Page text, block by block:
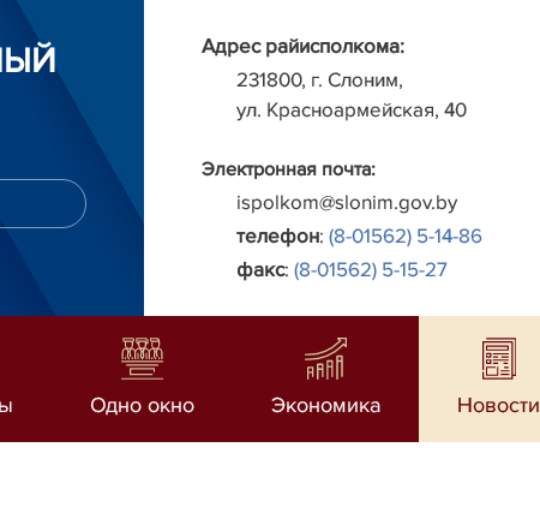
Адрес райисполкома:
231800, г. Слоним,
ул. Красноармейская, 40
Электронная почта:
ispolkom@slonim.gov.by
телефон: (8-01562) 5-14-86
факс: (8-01562) 5-15-27
Одно окно Экономика Новости